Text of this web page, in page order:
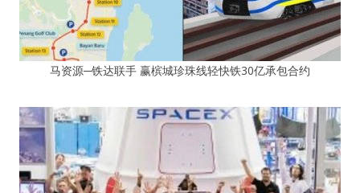
马资源─铁达联手 赢槟城珍珠线轻快铁30亿承包合约